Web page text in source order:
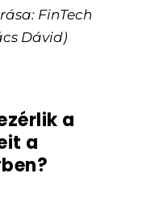
FinTech
Dávid)
a
a